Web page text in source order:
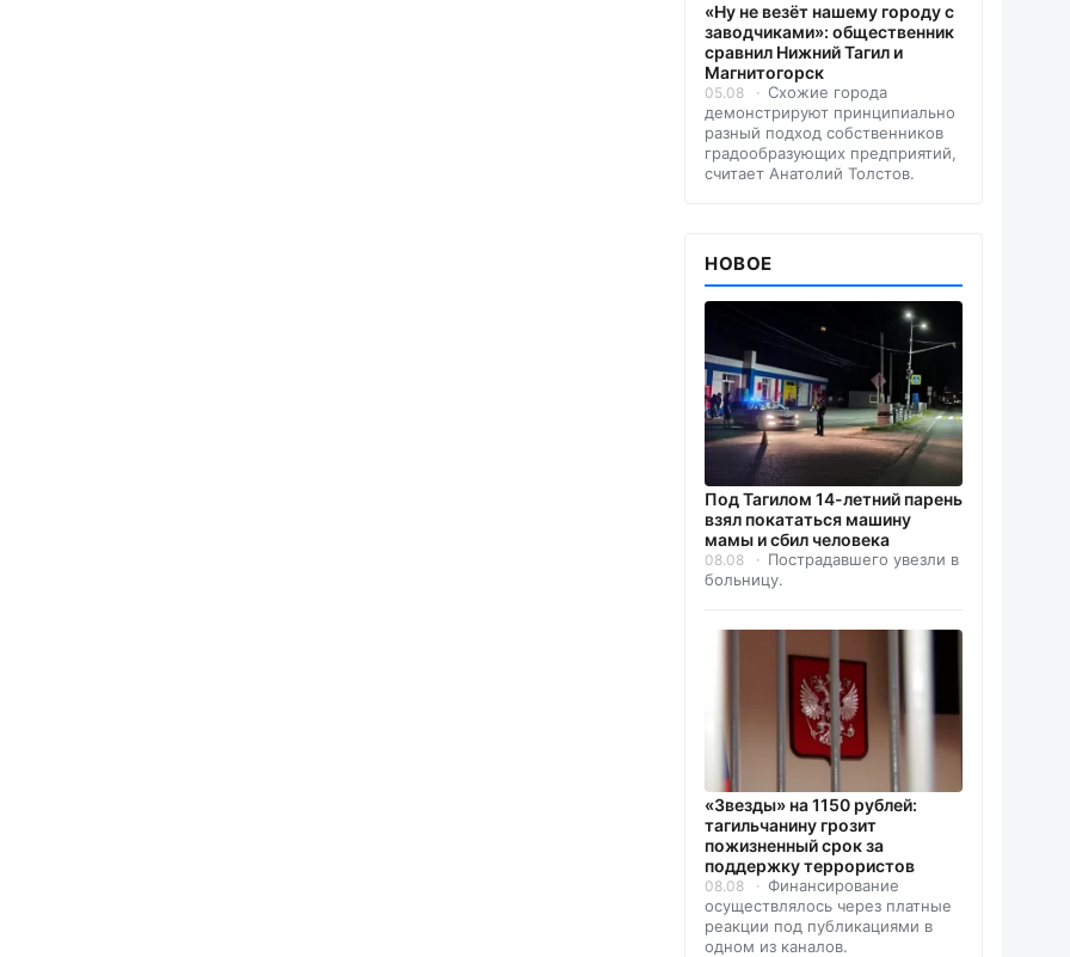
«Ну не везёт нашему городу с
заводчиками»: общественник
сравнил Нижний Тагил и
Магнитогорск
05.08
Схожие города
демонстрируют принципиально
разный подход собственников
градообразующих предприятий,
считает Анатолий Толстов.
НОВОЕ
Под Тагилом 14-летний парень
взял покататься машину
мамы и сбил человека
08.08
Пострадавшего увезли в
больницу.
«Звезды» на 1150 рублей:
тагильчанину грозит
пожизненный срок за
поддержку террористов
08.08
Финансирование
осуществлялось через платные
реакции под публикациями в
одном из каналов.